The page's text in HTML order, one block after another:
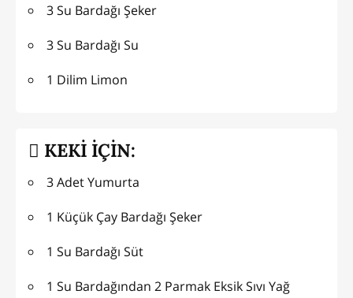
3 Su Bardağı Şeker
3 Su Bardağı Su
1 Dilim Limon
KEKİ İÇİN:
3 Adet Yumurta
1 Küçük Çay Bardağı Şeker
1 Su Bardağı Süt
1 Su Bardağından 2 Parmak Eksik Sıvı Yağ